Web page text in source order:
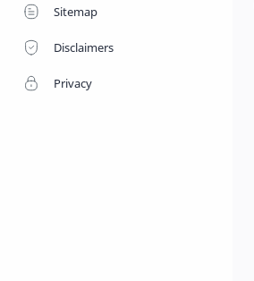
Sitemap
Disclaimers
Privacy